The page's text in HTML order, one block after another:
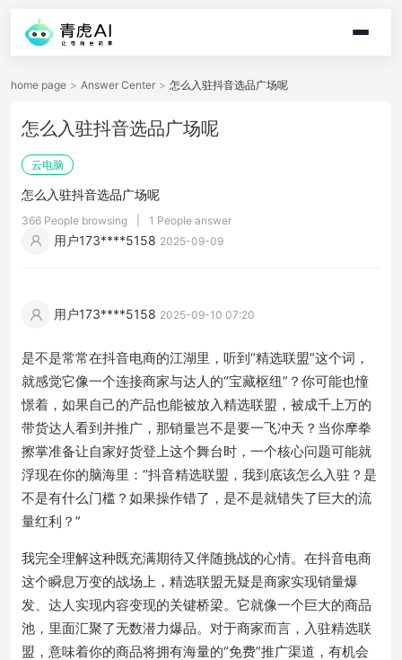
home page > Answer Center > 怎么入驻抖音选品广场呢
怎么入驻抖音选品广场呢
云电脑
怎么入驻抖音选品广场呢
366 People browsing 1 People answer
用户173****5158 2025-09-09
用户173****5158 2025-09-10 07:20
是不是常常在抖音电商的江湖里，听到“精选联盟”这个词，
就感觉它像一个连接商家与达人的“宝藏枢纽”？你可能也憧
憬着，如果自己的产品也能被放入精选联盟，被成千上万的
带货达人看到并推广，那销量岂不是要一飞冲天？当你摩拳
擦掌准备让自家好货登上这个舞台时，一个核心问题可能就
浮现在你的脑海里：“抖音精选联盟，我到底该怎么入驻？是
不是有什么门槛？如果操作错了，是不是就错失了巨大的流
量红利？”
我完全理解这种既充满期待又伴随挑战的心情。在抖音电商
这个瞬息万变的战场上，精选联盟无疑是商家实现销量爆
发、达人实现内容变现的关键桥梁。它就像一个巨大的商品
池，里面汇聚了无数潜力爆品。对于商家而言，入驻精选联
盟，意味着你的商品将拥有海量的“免费”推广渠道，有机会